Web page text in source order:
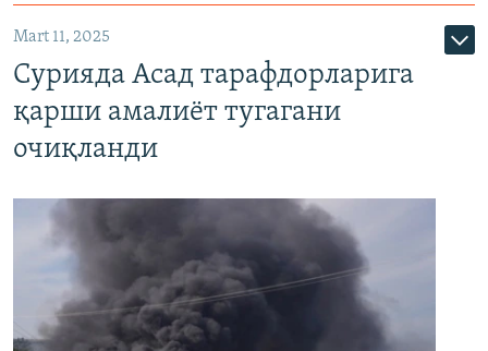
Mart 11, 2025
Сурияда Асад тарафдорларига
қарши амалиёт тугагани
очиқланди